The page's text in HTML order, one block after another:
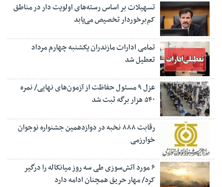
تسهیلات بر اساس رسته‌های اولویت دار در مناطق
کم‌برخوردار تخصیص می‌یابد
تمامی ادارات مازندران یکشنبه چهارم مرداد
تعطیل شد
عزل ۹ مسئول حفاظت از آزمون‌های نهایی/ نمره
۵۴۰ هزار برگه ثبت شد
رقابت ۸۸۸ نخبه در دوازدهمین جشنواره نوجوان
خوارزمی
۶ مورد آتش‌سوزی طی سه روز میانکاله را درگیر
کرد/ مهار حریق همچنان ادامه دارد